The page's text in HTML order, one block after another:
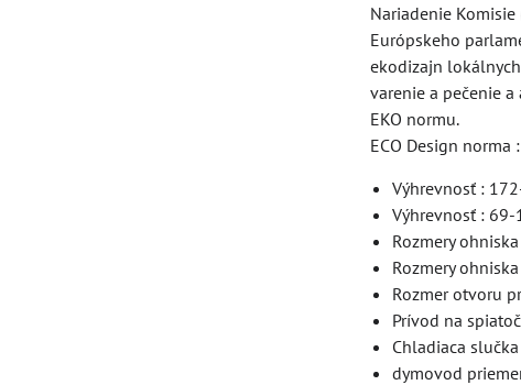
Nariadenie
Európskeho
ekodizajn
varenie a pečenie
EKO normu.
ECO Design norma
Výhrevnosť :
Výhrevnosť : 69-
Rozmery
Rozmery
Rozmer otvoru
Prívod na
Chladiaca
dymovod